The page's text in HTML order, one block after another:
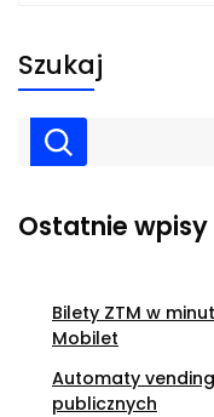
Szukaj
Ostatnie wpisy
Bilety ZTM w
Mobilet
Automaty
publicznych